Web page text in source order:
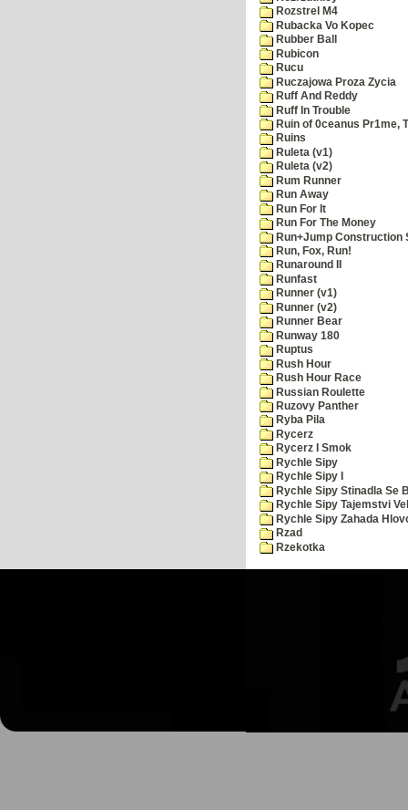
Rozstrel M4
Rubacka Vo Kopec
Rubber Ball
Rubicon
Rucu
Ruczajowa Proza Zycia
Ruff And Reddy
Ruff In Trouble
Ruin of 0ceanus Pr1me,
Ruins
Ruleta (v1)
Ruleta (v2)
Rum Runner
Run Away
Run For It
Run For The Money
Run+Jump Construction
Run, Fox, Run!
Runaround II
Runfast
Runner (v1)
Runner (v2)
Runner Bear
Runway 180
Ruptus
Rush Hour
Rush Hour Race
Russian Roulette
Ruzovy Panther
Ryba Pila
Rycerz
Rycerz I Smok
Rychle Sipy
Rychle Sipy I
Rychle Sipy Stinadla Se
Rychle Sipy Tajemstvi
Rychle Sipy Zahada
Rzad
Rzekotka